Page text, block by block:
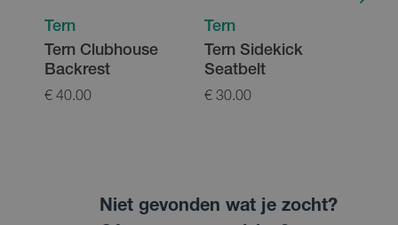
Tern
Tern Clubhouse
Backrest
€ 40.00
Tern
Tern Sidekick
Seatbelt
€ 30.00
Niet gevonden wat je zocht?